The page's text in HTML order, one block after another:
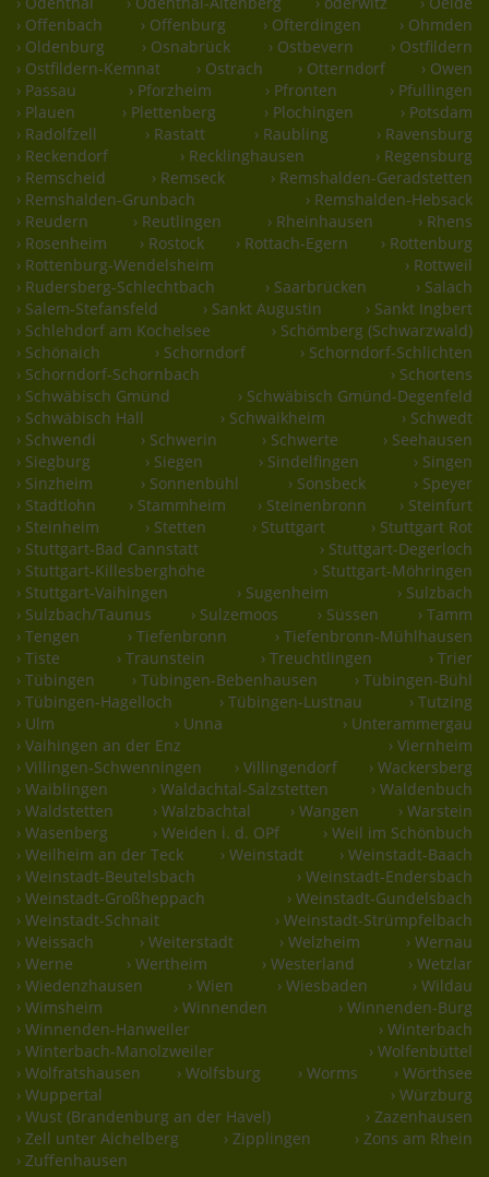
› Offenbach
› Offenburg › Ofterdingen
› Ohmden
› Oldenburg
› Osnabrück › Ostbevern
› Ostfildern
› Ostfildern-Kemnat
› Ostrach › Otterndorf
› Owen
› Passau
› Pforzheim › Pfronten
› Pfullingen
› Plauen
› Plettenberg › Plochingen
› Potsdam
› Radolfzell
› Rastatt › Raubling
› Ravensburg
› Reckendorf
› Recklinghausen
› Regensburg
› Remscheid
› Remseck
› Remshalden-Geradstetten
› Remshalden-Grunbach
› Remshalden-Hebsack
› Reudern
› Reutlingen › Rheinhausen
› Rhens
› Rosenheim
› Rostock › Rottach-Egern
› Rottenburg
› Rottenburg-Wendelsheim
› Rottweil
› Rudersberg-Schlechtbach
› Saarbrücken
› Salach
› Salem-Stefansfeld
› Sankt Augustin
› Sankt Ingbert
› Schlehdorf am Kochelsee
› Schömberg (Schwarzwald)
› Schönaich
› Schorndorf
› Schorndorf-Schlichten
› Schorndorf-Schornbach
› Schortens
› Schwäbisch Gmünd
› Schwäbisch Gmünd-Degenfeld
› Schwäbisch Hall
› Schwaikheim
› Schwedt
› Schwendi
› Schwerin › Schwerte
› Seehausen
› Siegburg
› Siegen › Sindelfingen
› Singen
› Sinzheim
› Sonnenbühl › Sonsbeck
› Speyer
› Stadtlohn
› Stammheim › Steinenbronn
› Steinfurt
› Steinheim
› Stetten › Stuttgart
› Stuttgart Rot
› Stuttgart-Bad Cannstatt
› Stuttgart-Degerloch
› Stuttgart-Killesberghöhe
› Stuttgart-Möhringen
› Stuttgart-Vaihingen
› Sugenheim
› Sulzbach
› Sulzbach/Taunus
› Sulzemoos › Süssen
› Tamm
› Tengen
› Tiefenbronn
› Tiefenbronn-Mühlhausen
› Tiste
› Traunstein › Treuchtlingen
› Trier
› Tübingen
› Tübingen-Bebenhausen
› Tübingen-Bühl
› Tübingen-Hagelloch
› Tübingen-Lustnau
› Tutzing
› Ulm
› Unna
› Unterammergau
› Vaihingen an der Enz
› Viernheim
› Villingen-Schwenningen
› Villingendorf
› Wackersberg
› Waiblingen
› Waldachtal-Salzstetten
› Waldenbuch
› Waldstetten
› Walzbachtal › Wangen
› Warstein
› Wasenberg
› Weiden i. d. OPf
› Weil im Schönbuch
› Weilheim an der Teck
› Weinstadt
› Weinstadt-Baach
› Weinstadt-Beutelsbach
› Weinstadt-Endersbach
› Weinstadt-Großheppach
› Weinstadt-Gundelsbach
› Weinstadt-Schnait
› Weinstadt-Strümpfelbach
› Weissach
› Weiterstadt › Welzheim
› Wernau
› Werne
› Wertheim › Westerland
› Wetzlar
› Wiedenzhausen
› Wien › Wiesbaden
› Wildau
› Wimsheim
› Winnenden
› Winnenden-Bürg
› Winnenden-Hanweiler
› Winterbach
› Winterbach-Manolzweiler
› Wolfenbüttel
› Wolfratshausen
› Wolfsburg › Worms
› Wörthsee
› Wuppertal
› Würzburg
› Wust (Brandenburg an der Havel)
› Zazenhausen
› Zell unter Aichelberg
› Zipplingen
› Zons am Rhein
› Zuffenhausen